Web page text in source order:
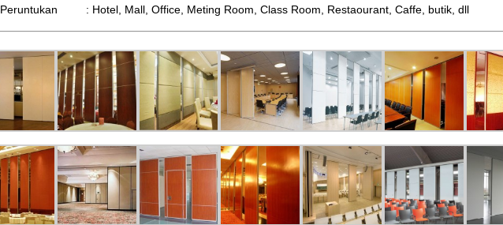
Peruntukan : Hotel, Mall, Office, Meting Room, Class Room, Restaourant, Caffe, butik, dll